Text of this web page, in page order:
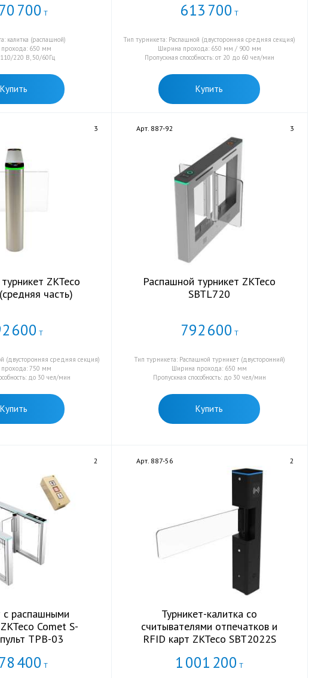
700 Т
калитка (распашной)
650 мм
220 В, 50/60Гц
Купить
613 700 Т
Тип турникета: Распашной (двусторонняя средняя секция)
Ширина прохода: 650 мм / 900 мм
Пропускная способность: от 20 до 60 чел/мин
Купить
3
ZKTeco
часть)
600 Т
(двусторонняя средняя секция)
750 мм
до 30 чел/мин
Купить
Арт. 887-92 3
Распашной турникет ZKTeco
SBTL720
792600 Т
Тип турникета: Распашной турникет (двусторонний)
Ширина прохода: 650 мм
Пропускная способность: до 30 чел/мин
Купить
2
с распашными
Comet S-
TPB-03
400 Т
Арт. 887-56 2
Турникет-калитка со
считывателями отпечатков и
RFID карт ZKTeco SBT2022S
1001 200 Т